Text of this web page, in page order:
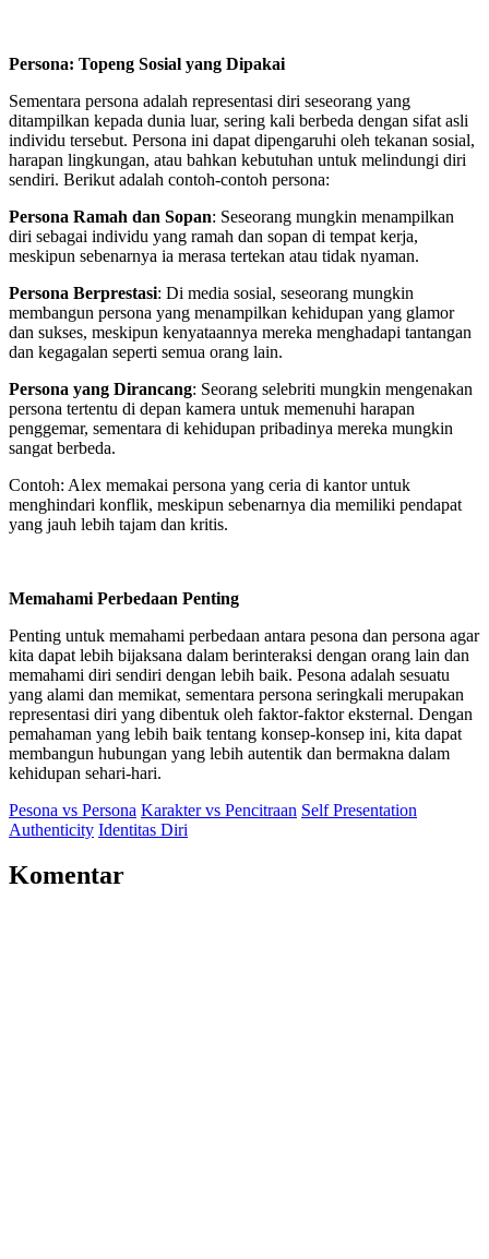
Persona: Topeng Sosial yang Dipakai
Sementara persona adalah representasi diri seseorang yang
ditampilkan kepada dunia luar, sering kali berbeda dengan sifat asli
individu tersebut. Persona ini dapat dipengaruhi oleh tekanan sosial,
harapan lingkungan, atau bahkan kebutuhan untuk melindungi diri
sendiri. Berikut adalah contoh-contoh persona:
Persona Ramah dan Sopan: Seseorang mungkin menampilkan
diri sebagai individu yang ramah dan sopan di tempat kerja,
meskipun sebenarnya ia merasa tertekan atau tidak nyaman.
Persona Berprestasi: Di media sosial, seseorang mungkin
membangun persona yang menampilkan kehidupan yang glamor
dan sukses, meskipun kenyataannya mereka menghadapi tantangan
dan kegagalan seperti semua orang lain.
Persona yang Dirancang: Seorang selebriti mungkin mengenakan
persona tertentu di depan kamera untuk memenuhi harapan
penggemar, sementara di kehidupan pribadinya mereka mungkin
sangat berbeda.
Contoh: Alex memakai persona yang ceria di kantor untuk
menghindari konflik, meskipun sebenarnya dia memiliki pendapat
yang jauh lebih tajam dan kritis.
Memahami Perbedaan Penting
Penting untuk memahami perbedaan antara pesona dan persona agar
kita dapat lebih bijaksana dalam berinteraksi dengan orang lain dan
memahami diri sendiri dengan lebih baik. Pesona adalah sesuatu
yang alami dan memikat, sementara persona seringkali merupakan
representasi diri yang dibentuk oleh faktor-faktor eksternal. Dengan
pemahaman yang lebih baik tentang konsep-konsep ini, kita dapat
membangun hubungan yang lebih autentik dan bermakna dalam
kehidupan sehari-hari.
Pesona vs Persona Karakter vs Pencitraan Self Presentation
Authenticity Identitas Diri
Komentar